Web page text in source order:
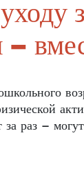
–
раз –